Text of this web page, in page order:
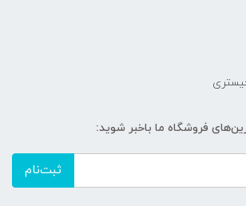
فروشگاه ما باخبر شوید:
ثبت‌نام